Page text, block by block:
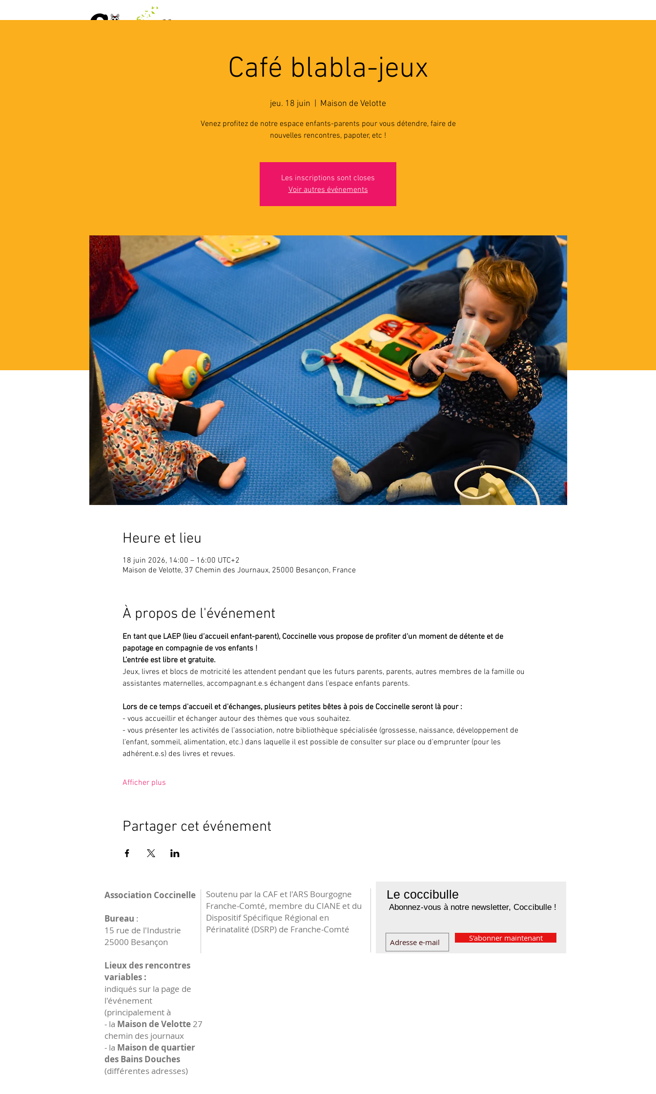
Café blabla-jeux
jeu. 18 juin Maison de Velotte
Venez profitez de notre espace enfants-parents pour vous détendre, faire de
nouvelles rencontres, papoter, etc !
Les inscriptions sont closes
Voir autres événements
Heure et lieu
18 juin 2026, 14:00 – 16:00 UTC+2
Maison de Velotte, 37 Chemin des Journaux, 25000 Besançon, France
À propos de l'événement
En tant que LAEP (lieu d’accueil enfant-parent), Coccinelle vous propose de profiter d'un moment de détente et de
papotage en compagnie de vos enfants !
L’entrée est libre et gratuite.
Jeux, livres et blocs de motricité les attendent pendant que les futurs parents, parents, autres membres de la famille ou
assistantes maternelles, accompagnant.e.s échangent dans l'espace enfants parents.
Lors de ce temps d'accueil et d'échanges, plusieurs petites bêtes à pois de Coccinelle seront là pour :
- vous accueillir et échanger autour des thèmes que vous souhaitez.
- vous présenter les activités de l’association, notre bibliothèque spécialisée (grossesse, naissance, développement de
l'enfant, sommeil, alimentation, etc.) dans laquelle il est possible de consulter sur place ou d'emprunter (pour les
adhérent.e.s) des livres et revues.
Afficher plus
Partager cet événement
Le coccibulle
Abonnez-vous à notre newsletter, Coccibulle !
S'abonner maintenant
Association Coccinelle
Bureau :
15 rue de l'Industrie
25000 Besançon
Lieux des rencontres
variables :
indiqués sur la page de
l'événement
(principalement à
- la Maison de Velotte27
chemin des journaux
- la Maison de quartier
des Bains Douches
(différentes adresses)
Soutenu par la CAF et l'ARS Bourgogne
Franche-Comté, membre du CIANE et du
Dispositif Spécifique Régional en
Périnatalité (DSRP) de Franche-Comté